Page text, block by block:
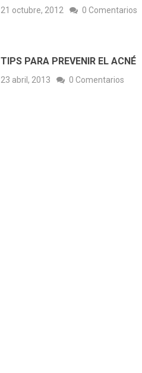
21 octubre, 2012 0 Comentarios
TIPS PARA PREVENIR EL ACNÉ
23 abril, 2013 0 Comentarios